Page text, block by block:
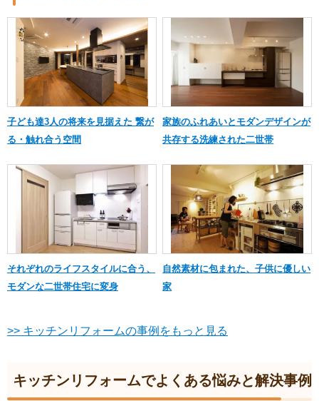
子ども達3人の将来を見据えた 繋が
る・触れ合う空間
家族のふれあいとモダンデザインが
共存する洗練された二世帯
それぞれのライフスタイルに合う、
モダンな二世帯住宅に変身
自然素材に包まれた、子供に優しい
家
>> キッチンリフォームの事例をもっと見る
キッチンリフォームでよくある悩みと解決事例